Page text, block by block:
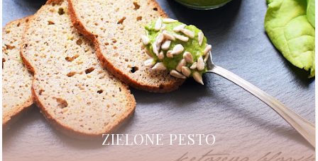
ZIELONE PESTO